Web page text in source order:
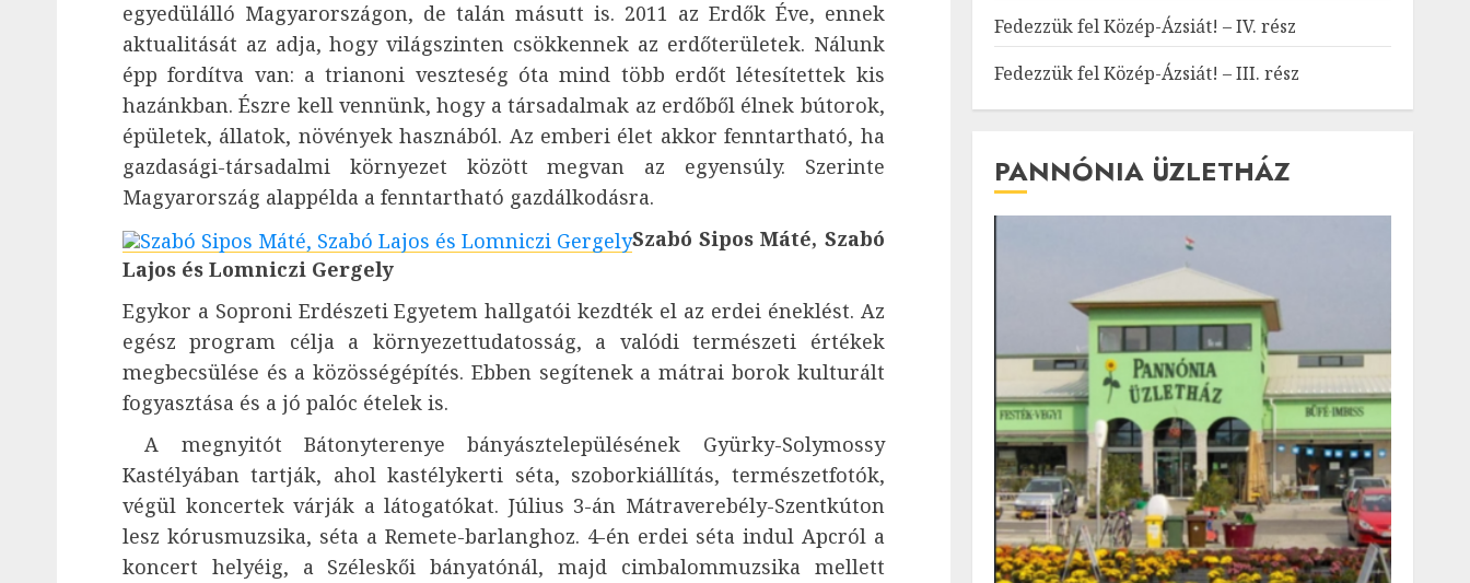
egyedülálló Magyarországon, de talán másutt is. 2011 az Erdők Éve, ennek
aktualitását az adja, hogy világszinten csökkennek az erdőterületek. Nálunk
épp fordítva van: a trianoni veszteség óta mind több erdőt létesítettek kis
hazánkban. Észre kell vennünk, hogy a társadalmak az erdőből élnek bútorok,
épületek, állatok, növények hasznából. Az emberi élet akkor fenntartható, ha
gazdasági-társadalmi környezet között megvan az egyensúly. Szerinte
Magyarország alappélda a fenntartható gazdálkodásra.
Szabó Sipos Máté, Szabó
Lajos és Lomniczi Gergely
Egykor a Soproni Erdészeti Egyetem hallgatói kezdték el az erdei éneklést. Az
egész program célja a környezettudatosság, a valódi természeti értékek
megbecsülése és a közösségépítés. Ebben segítenek a mátrai borok kulturált
fogyasztása és a jó palóc ételek is.
A megnyitót Bátonyterenye bányásztelepülésének Gyürky-Solymossy
Kastélyában tartják, ahol kastélykerti séta, szoborkiállítás, természetfotók,
végül koncertek várják a látogatókat. Július 3-án Mátraverebély-Szentkúton
lesz kórusmuzsika, séta a Remete-barlanghoz. 4-én erdei séta indul Apcról a
koncert helyéig, a Széleskői bányatónál, majd cimbalommuzsika mellett
Fedezzük fel Közép-Ázsiát! – IV. rész
Fedezzük fel Közép-Ázsiát! – III. rész
PANNÓNIA ÜZLETHÁZ